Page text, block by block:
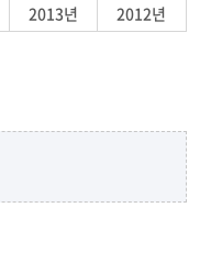
2013년
2012년